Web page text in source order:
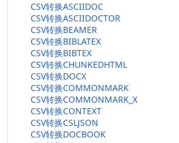
CSV转换ASCIIDOC
CSV转换ASCIIDOCTOR
CSV转换BEAMER
CSV转换BIBLATEX
CSV转换BIBTEX
CSV转换CHUNKEDHTML
CSV转换DOCX
CSV转换COMMONMARK
CSV转换COMMONMARK_X
CSV转换CONTEXT
CSV转换CSLJSON
CSV转换DOCBOOK